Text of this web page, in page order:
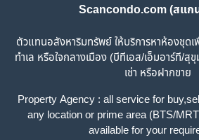
Scancondo.com (สแก
ตัวแทนอสังหาริมทรัพย์ ให้บริการหาห้องชุดเ
ทำเล หรือใจกลางเมือง (บีทีเอส/เอ็มอาร์ที/
เช่า หรือฝากขาย
Property Agency : all service for
any location or prime area (BTS/
available for your